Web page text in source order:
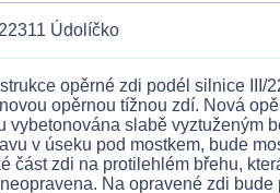
Údolíčko
opěrné zdi podél silnice III/
opěrnou tížnou zdí. Nová
vybetonována slabě vyztuženým
v úseku pod mostkem, bude
část zdi na protilehlém břehu,
Na opravené zdi bude